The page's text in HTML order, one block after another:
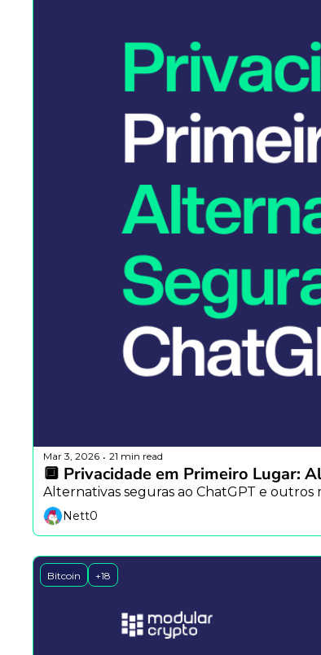
Mar 3, 2026 • 21 min read
🔲 Privacidade em Primeiro Lugar:
Alternativas seguras ao ChatGPT e
Nett0
Bitcoin +18